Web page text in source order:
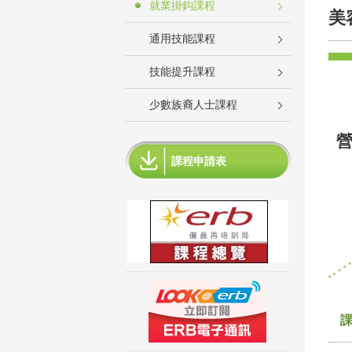
就業掛鈎課程
通用技能課程
技能提升課程
少數族裔人士課程
課程申請表
美